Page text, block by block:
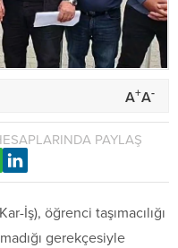
A+A-
PAYLAŞ
İş), öğrenci taşımacılığı
gerekçesiyle